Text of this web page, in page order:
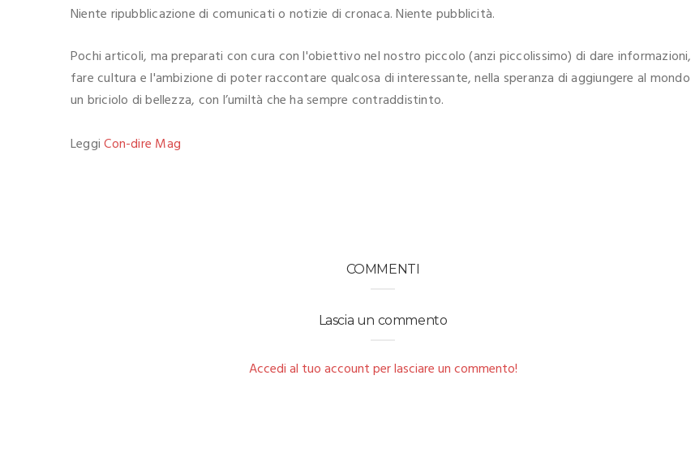
Niente ripubblicazione di comunicati o notizie di cronaca. Niente pubblicità.
Pochi articoli, ma preparati con cura con l'obiettivo nel nostro piccolo (anzi piccolissimo) di dare informazioni,
fare cultura e l'ambizione di poter raccontare qualcosa di interessante, nella speranza di aggiungere al mondo
un briciolo di bellezza, con l’umiltà che ha sempre contraddistinto.
LeggiCon-dire Mag
COMMENTI
Lascia un commento
Accedi al tuo account per lasciare un commento!